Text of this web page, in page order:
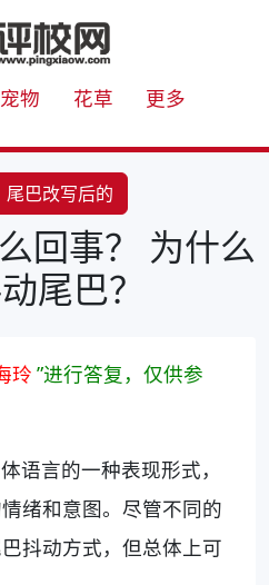
宠物 花草 更多
尾巴改写后的
回事？ 为什么
尾巴？
玲 ”进行答复，仅供参
语言的一种表现形式，
绪和意图。尽管不同的
抖动方式，但总体上可